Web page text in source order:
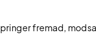
fremad,